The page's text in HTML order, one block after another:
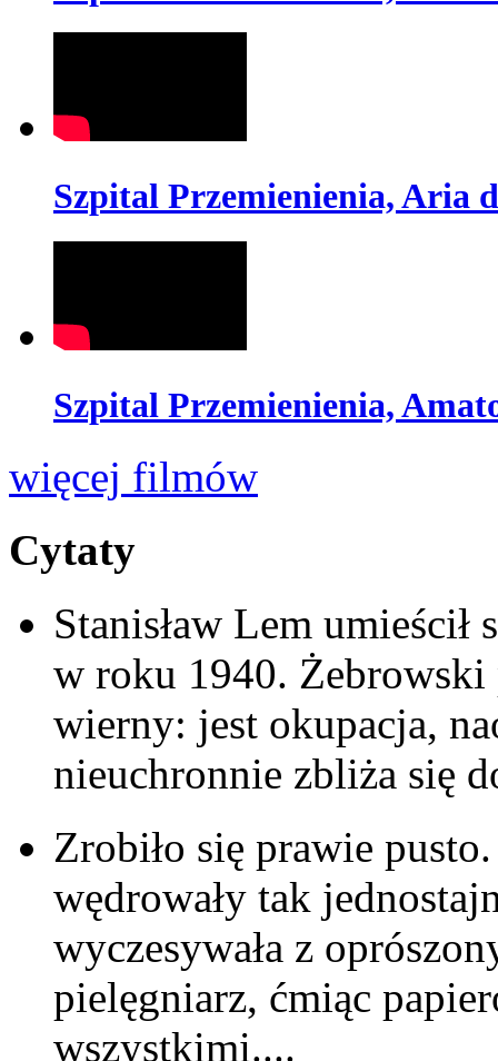
Szpital Przemienienia, Aria
Szpital Przemienienia,
więcej filmów
Cytaty
Stanisław Lem umieścił
w roku 1940. Żebrowski
wierny: jest okupacja,
nieuchronnie zbliża się
Zrobiło się prawie
wędrowały tak
wyczesywała z
pielęgniarz, ćmiąc
wszystkimi....